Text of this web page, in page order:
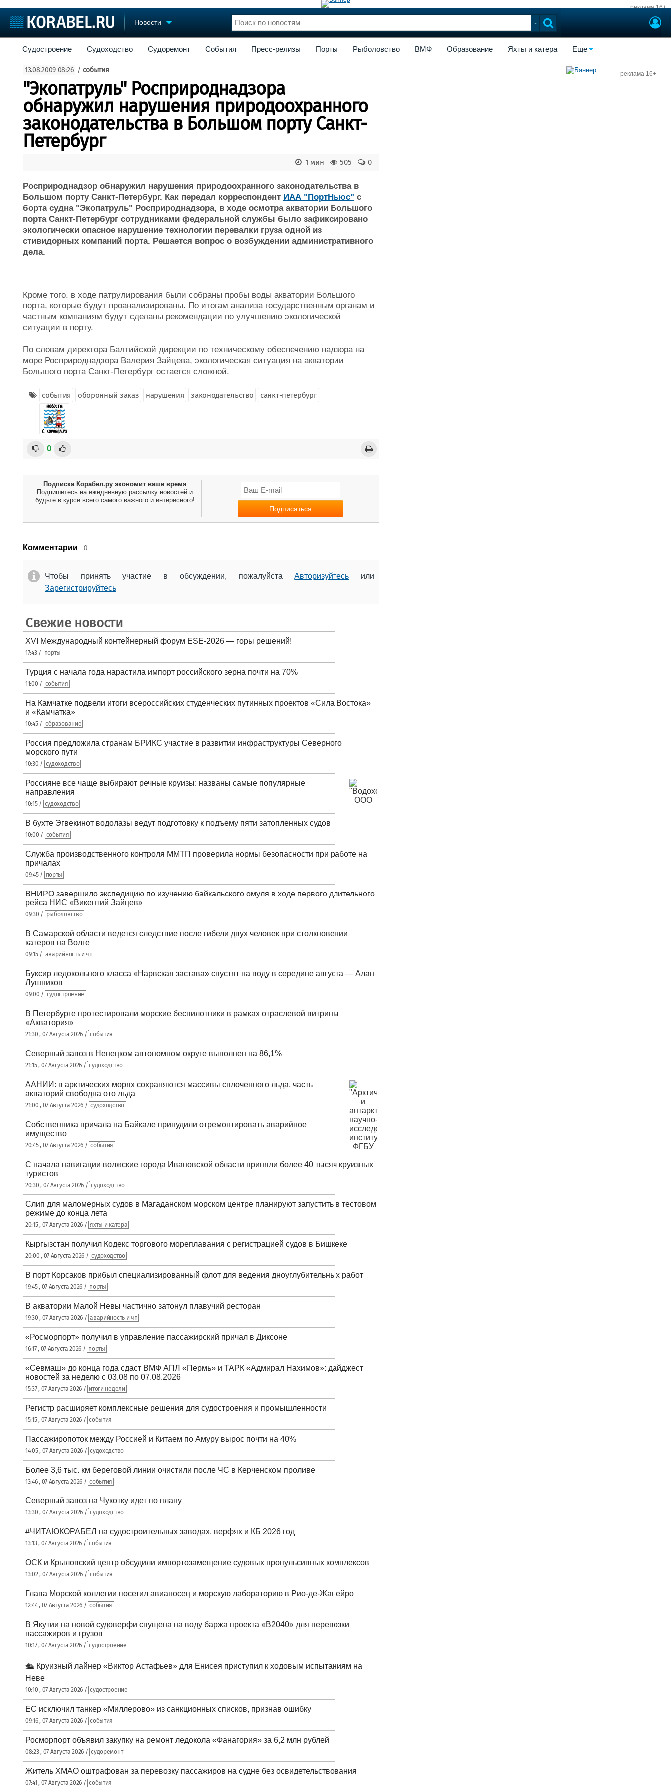
реклама 16+
Новости
Судостроение
Пульс
Новости
Компании
Репутация
Работа
Крюинг
Журнал
Торговая площадка
Доска объявлений
Продажа флота
Оборудование
Изделия
Материалы
Услуги
Конференции
Личности
Словарь
Флот
Все службы
Судостроение Судоходство Судоремонт События Пресс-релизы Порты Рыболовство ВМФ Образование Яхты и катера Еще
13.08.2009 08:26 / события
"Экопатруль" Росприроднадзора
обнаружил нарушения природоохранного
законодательства в Большом порту Санкт-
Петербург
0
505
1 мин
Росприроднадзор обнаружил нарушения природоохранного законодательства в
Большом порту Санкт-Петербург. Как передал корреспондент ИАА "ПортНьюс" с
борта судна "Экопатруль" Росприроднадзора, в ходе осмотра акватории Большого
порта Санкт-Петербург сотрудниками федеральной службы было зафиксировано
экологически опасное нарушение технологии перевалки груза одной из
стивидорных компаний порта. Решается вопрос о возбуждении административного
дела.
Кроме того, в ходе патрулирования были собраны пробы воды акватории Большого
порта, которые будут проанализированы. По итогам анализа государственным органам и
частным компаниям будут сделаны рекомендации по улучшению экологической
ситуации в порту.
По словам директора Балтийской дирекции по техническому обеспечению надзора на
море Росприроднадзора Валерия Зайцева, экологическая ситуация на акватории
Большого порта Санкт-Петербург остается сложной.
события оборонный заказ нарушения законодательство санкт-петербург
0
Подписка Корабел.ру экономит ваше время
Подпишитесь на ежедневную рассылку новостей и
будьте в курсе всего самого важного и интересного!
Комментарии 0.
Чтобы принять участие в обсуждении, пожалуйстаАвторизуйтесь или
Зарегистрируйтесь
Свежие новости
XVI Международный контейнерный форум ESE-2026 — горы решений!
17:43 / порты
Турция с начала года нарастила импорт российского зерна почти на 70%
11:00 / события
На Камчатке подвели итоги всероссийских студенческих путинных проектов «Сила Востока»
и «Камчатка»
10:45 / образование
Россия предложила странам БРИКС участие в развитии инфраструктуры Северного
морского пути
10:30 / судоходство
Россияне все чаще выбирают речные круизы: названы самые популярные
направления
10:15 / судоходство
В бухте Эгвекинот водолазы ведут подготовку к подъему пяти затопленных судов
10:00 / события
Служба производственного контроля ММТП проверила нормы безопасности при работе на
причалах
09:45 / порты
ВНИРО завершило экспедицию по изучению байкальского омуля в ходе первого длительного
рейса НИС «Викентий Зайцев»
09:30 / рыболовство
В Самарской области ведется следствие после гибели двух человек при столкновении
катеров на Волге
09:15 / аварийность и чп
Буксир ледокольного класса «Нарвская застава» спустят на воду в середине августа — Алан
Лушников
09:00 / судостроение
В Петербурге протестировали морские беспилотники в рамках отраслевой витрины
«Акватория»
21:30 , 07 Августа 2026 / события
Северный завоз в Ненецком автономном округе выполнен на 86,1%
21:15 , 07 Августа 2026 / судоходство
ААНИИ: в арктических морях сохраняются массивы сплоченного льда, часть
акваторий свободна ото льда
21:00 , 07 Августа 2026 / судоходство
Собственника причала на Байкале принудили отремонтировать аварийное
имущество
20:45 , 07 Августа 2026 / события
С начала навигации волжские города Ивановской области приняли более 40 тысяч круизных
туристов
20:30 , 07 Августа 2026 / судоходство
Слип для маломерных судов в Магаданском морском центре планируют запустить в тестовом
режиме до конца лета
20:15 , 07 Августа 2026 / яхты и катера
Кыргызстан получил Кодекс торгового мореплавания с регистрацией судов в Бишкеке
20:00 , 07 Августа 2026 / судоходство
В порт Корсаков прибыл специализированный флот для ведения дноуглубительных работ
19:45 , 07 Августа 2026 / порты
В акватории Малой Невы частично затонул плавучий ресторан
19:30 , 07 Августа 2026 / аварийность и чп
«Росморпорт» получил в управление пассажирский причал в Диксоне
16:17 , 07 Августа 2026 / порты
«Севмаш» до конца года сдаст ВМФ АПЛ «Пермь» и ТАРК «Адмирал Нахимов»: дайджест
новостей за неделю с 03.08 по 07.08.2026
15:37 , 07 Августа 2026 / итоги недели
Регистр расширяет комплексные решения для судостроения и промышленности
15:15 , 07 Августа 2026 / события
Пассажиропоток между Россией и Китаем по Амуру вырос почти на 40%
14:05 , 07 Августа 2026 / судоходство
Более 3,6 тыс. км береговой линии очистили после ЧС в Керченском проливе
13:46 , 07 Августа 2026 / события
Северный завоз на Чукотку идет по плану
13:30 , 07 Августа 2026 / судоходство
#ЧИТАЮКОРАБЕЛ на судостроительных заводах, верфях и КБ 2026 год
13:13 , 07 Августа 2026 / события
ОСК и Крыловский центр обсудили импортозамещение судовых пропульсивных комплексов
13:02 , 07 Августа 2026 / события
Глава Морской коллегии посетил авианосец и морскую лабораторию в Рио-де-Жанейро
12:44 , 07 Августа 2026 / события
В Якутии на новой судоверфи спущена на воду баржа проекта «В2040» для перевозки
пассажиров и грузов
10:17 , 07 Августа 2026 / судостроение
🛳️ Круизный лайнер «Виктор Астафьев» для Енисея приступил к ходовым испытаниям на
Неве
10:10 , 07 Августа 2026 / судостроение
ЕС исключил танкер «Миллерово» из санкционных списков, признав ошибку
09:16 , 07 Августа 2026 / события
Росморпорт объявил закупку на ремонт ледокола «Фанагория» за 6,2 млн рублей
08:23 , 07 Августа 2026 / судоремонт
Житель ХМАО оштрафован за перевозку пассажиров на судне без освидетельствования
07:41 , 07 Августа 2026 / события
реклама 16+